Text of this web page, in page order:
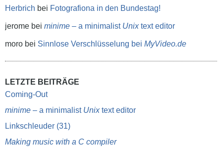
Herbrich bei Fotografiona in den Bundestag!
jerome bei minime – a minimalist Unixtext editor
moro bei Sinnlose Verschlüsselung bei MyVideo.de
LETZTE BEITRÄGE
Coming-Out
minime – a minimalist Unixtext editor
Linkschleuder (31)
Making music with a C compiler